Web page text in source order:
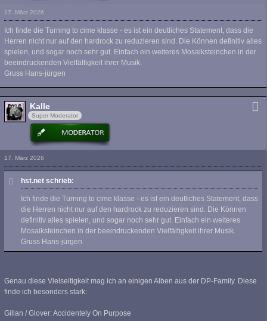
17. März 2026
Ich finde die Turning to cime klasse - es ist ein deutliches Statement, dass die
Herren nicht nur auf den hardrock zu reduzieren sind. Die Können definitiv alles
spielen, und sogar noch sehr gut. Einfach ein weiteres Mosaiksteinchen in der
beeindruckenden Vielfältigkeit ihrer Musik.
Gruss Hans-jürgen
Kalle
Super Moderator
17. März 2026
hst.net schrieb:
Ich finde die Turning to cime klasse - es ist ein deutliches Statement, dass
die Herren nicht nur auf den hardrock zu reduzieren sind. Die Können
definitiv alles spielen, und sogar noch sehr gut. Einfach ein weiteres
Mosaiksteinchen in der beeindruckenden Vielfältigkeit ihrer Musik.
Gruss Hans-jürgen
Genau diese Vielseitigkeit mag ich an einigen Alben aus der DP-Family. Diese
finde ich besonders stark:
Gillan / Glover: Accidentely On Purpose